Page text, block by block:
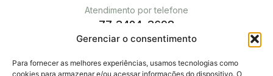
Gerenciar o consentimento
Para fornecer as melhores experiências, usamos tecnologias como
cookies para armazenar e/ou acessar informações do dispositivo. O
Atendimento por telefone
77 3424-3698
Atendimento por e-mail